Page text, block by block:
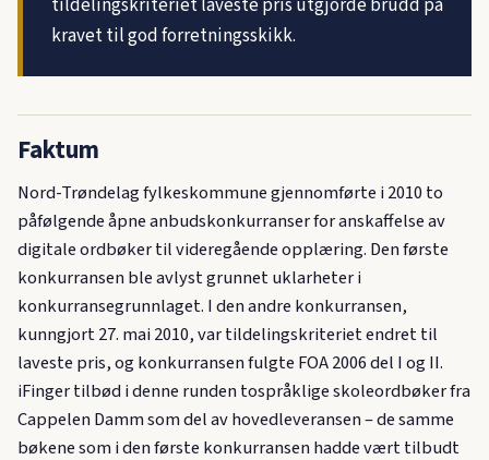
kravet til god forretningsskikk.
Faktum
Nord-Trøndelag fylkeskommune gjennomførte i 2010 to
påfølgende åpne anbudskonkurranser for anskaffelse av
digitale ordbøker til videregående opplæring. Den første
konkurransen ble avlyst grunnet uklarheter i
konkurransegrunnlaget. I den andre konkurransen,
kunngjort 27. mai 2010, var tildelingskriteriet endret til
laveste pris, og konkurransen fulgte FOA 2006 del I og II.
iFinger tilbød i denne runden tospråklige skoleordbøker fra
Cappelen Damm som del av hovedleveransen – de samme
bøkene som i den første konkurransen hadde vært tilbudt